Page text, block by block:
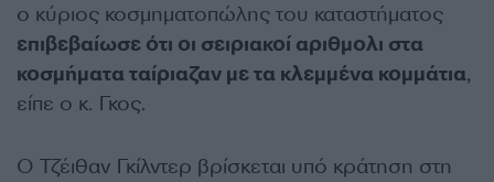
ο κύριος κοσμηματοπώλης του καταστήματος
επιβεβαίωσε ότι οι σειριακοί αριθμολι στα
κοσμήματα ταίριαζαν με τα κλεμμένα κομμάτια,
είπε ο κ. Γκος.
Ο Τζέιθαν Γκίλντερ βρίσκεται υπό κράτηση στη